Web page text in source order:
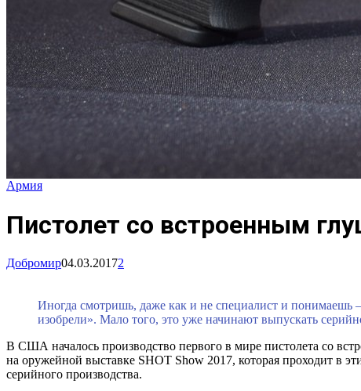
Армия
Пистолет со встроенным
Добромир04.03.20172
Иногда смотришь, даже как и не специалист и понимаешь
изобрели». Мало того, это уже начинают выпускать
В США началось производство первого в мире пистолета со
на оружейной выставке SHOT Show 2017, которая проходит в
серийного производства.